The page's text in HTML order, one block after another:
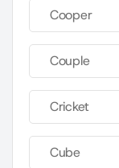
Cooper
Couple
Cricket
Cube